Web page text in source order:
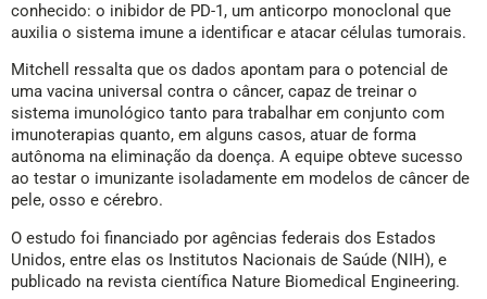
conhecido: o inibidor de PD-1, um anticorpo monoclonal que
auxilia o sistema imune a identificar e atacar células tumorais.
Mitchell ressalta que os dados apontam para o potencial de
uma vacina universal contra o câncer, capaz de treinar o
sistema imunológico tanto para trabalhar em conjunto com
imunoterapias quanto, em alguns casos, atuar de forma
autônoma na eliminação da doença. A equipe obteve sucesso
ao testar o imunizante isoladamente em modelos de câncer de
pele, osso e cérebro.
O estudo foi financiado por agências federais dos Estados
Unidos, entre elas os Institutos Nacionais de Saúde (NIH), e
publicado na revista científica Nature Biomedical Engineering.